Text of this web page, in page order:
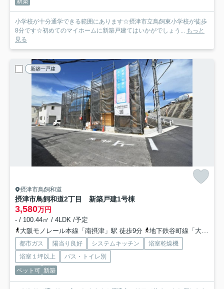
小学校が十分通学できる範囲にあります☆摂津市立鳥飼東小学校が徒歩
8分です☆初めてのマイホームに新築戸建てはいかがでしょう...
もっと
見る
新築一戸建
摂津市鳥飼和道
摂津市鳥飼和道2丁目 新築戸建1号棟
3,580万円
- / 100.44㎡ / 4LDK /予定
大阪モノレール本線「南摂津」駅 徒歩9分
地下鉄谷町線「大日」駅 徒歩24分
都市ガス 陽当り良好 システムキッチン
浴室乾燥機
浴室１坪以上
バス・トイレ別
ペット可 新築